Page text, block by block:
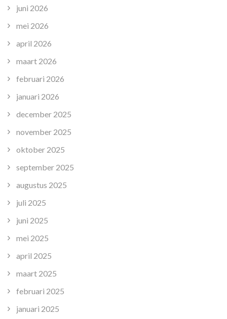
juni 2026
mei 2026
april 2026
maart 2026
februari 2026
januari 2026
december 2025
november 2025
oktober 2025
september 2025
augustus 2025
juli 2025
juni 2025
mei 2025
april 2025
maart 2025
februari 2025
januari 2025